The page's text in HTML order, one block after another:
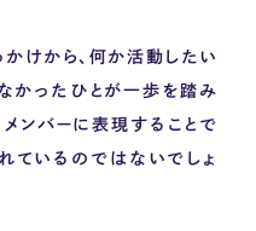
けから、何か活動したい
かったひとが一歩を踏み
ンバーに表現することで
ているのではないでしょ